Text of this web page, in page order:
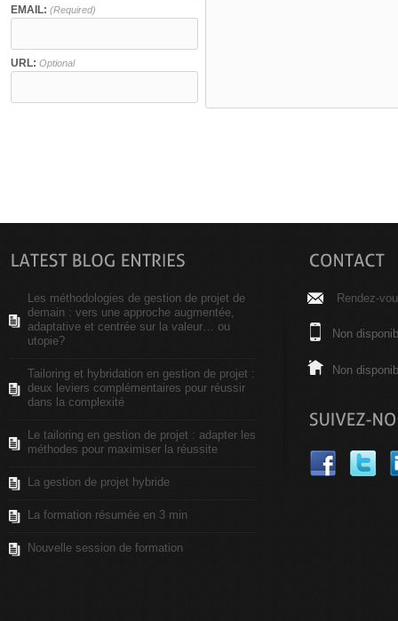
EMAIL: (Required)
URL: Optional
Les méthodologies de gestion de projet de
demain : vers une approche augmentée,
adaptative et centrée sur la valeur… ou
utopie?
Tailoring et hybridation en gestion de projet :
deux leviers complémentaires pour réussir
dans la complexité
Le tailoring en gestion de projet : adapter les
méthodes pour maximiser la réussite
La gestion de projet hybride
La formation résumée en 3 min
Nouvelle session de formation
Rendez-
Non
Non